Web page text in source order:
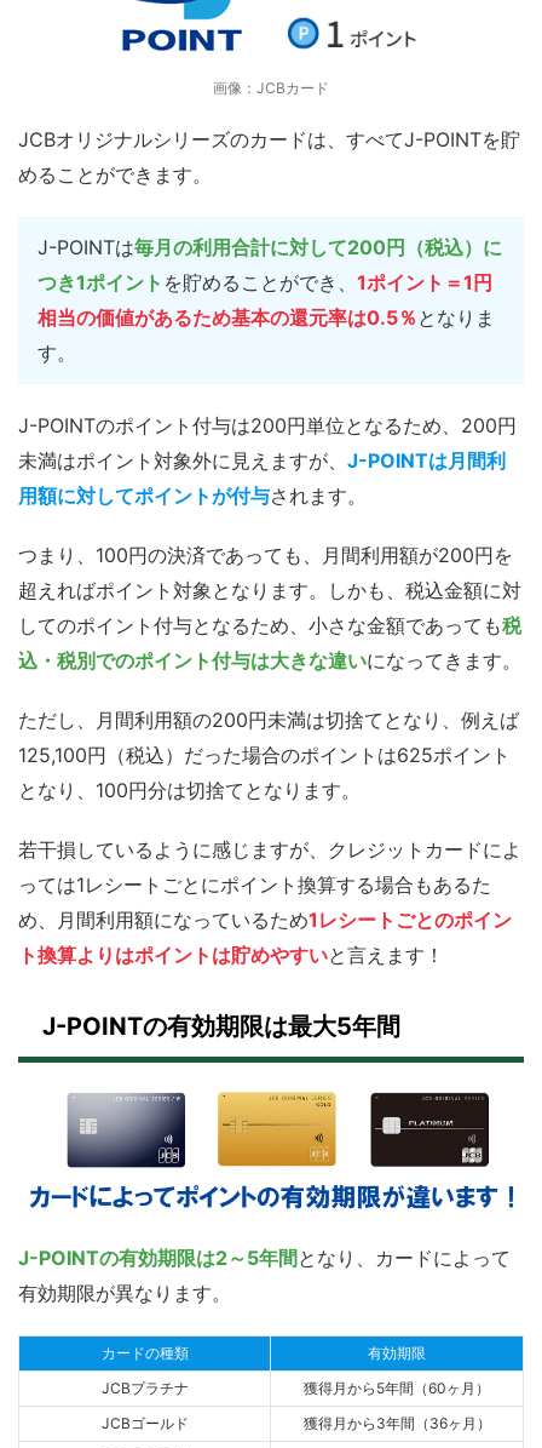
画像：JCBカード
JCBオリジナルシリーズのカードは、すべてJ-POINTを貯
めることができます。
J-POINTは毎月の利用合計に対して200円（税込）に
つき1ポイント を貯めることができ、 1ポイント＝1円
相当の価値があるため基本の還元率は0.5％ となりま
す。
J-POINTのポイント付与は200円単位となるため、200円
未満はポイント対象外に見えますが、 J-POINTは月間利
用額に対してポイントが付与されます。
つまり、100円の決済であっても、月間利用額が200円を
超えればポイント対象となります。しかも、税込金額に対
してのポイント付与となるため、小さな金額であっても税
込・税別でのポイント付与は大きな違いになってきます。
ただし、月間利用額の200円未満は切捨てとなり、例えば
125,100円（税込）だった場合のポイントは625ポイント
となり、100円分は切捨てとなります。
若干損しているように感じますが、クレジットカードによ
っては1レシートごとにポイント換算する場合もあるた
め、月間利用額になっているため1レシートごとのポイン
ト換算よりはポイントは貯めやすいと言えます！
J-POINTの有効期限は最大5年間
J-POINTの有効期限は2～5年間 となり、カードによって
有効期限が異なります。
カードの種類
有効期限
JCBプラチナ
獲得月から5年間（60ヶ月）
JCBゴールド
獲得月から3年間（36ヶ月）